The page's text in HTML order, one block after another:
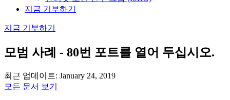
지금 기부하기
지금 기부하기
모범 사례 - 80번 포트를 열어 두십시오.
최근 업데이트: January 24, 2019
모든 문서 보기